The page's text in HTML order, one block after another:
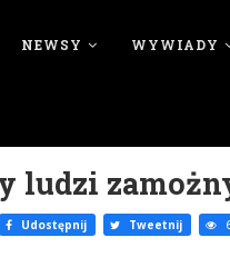
NEWSY WYWIADY
ludzi
Udostępnij Tweetnij